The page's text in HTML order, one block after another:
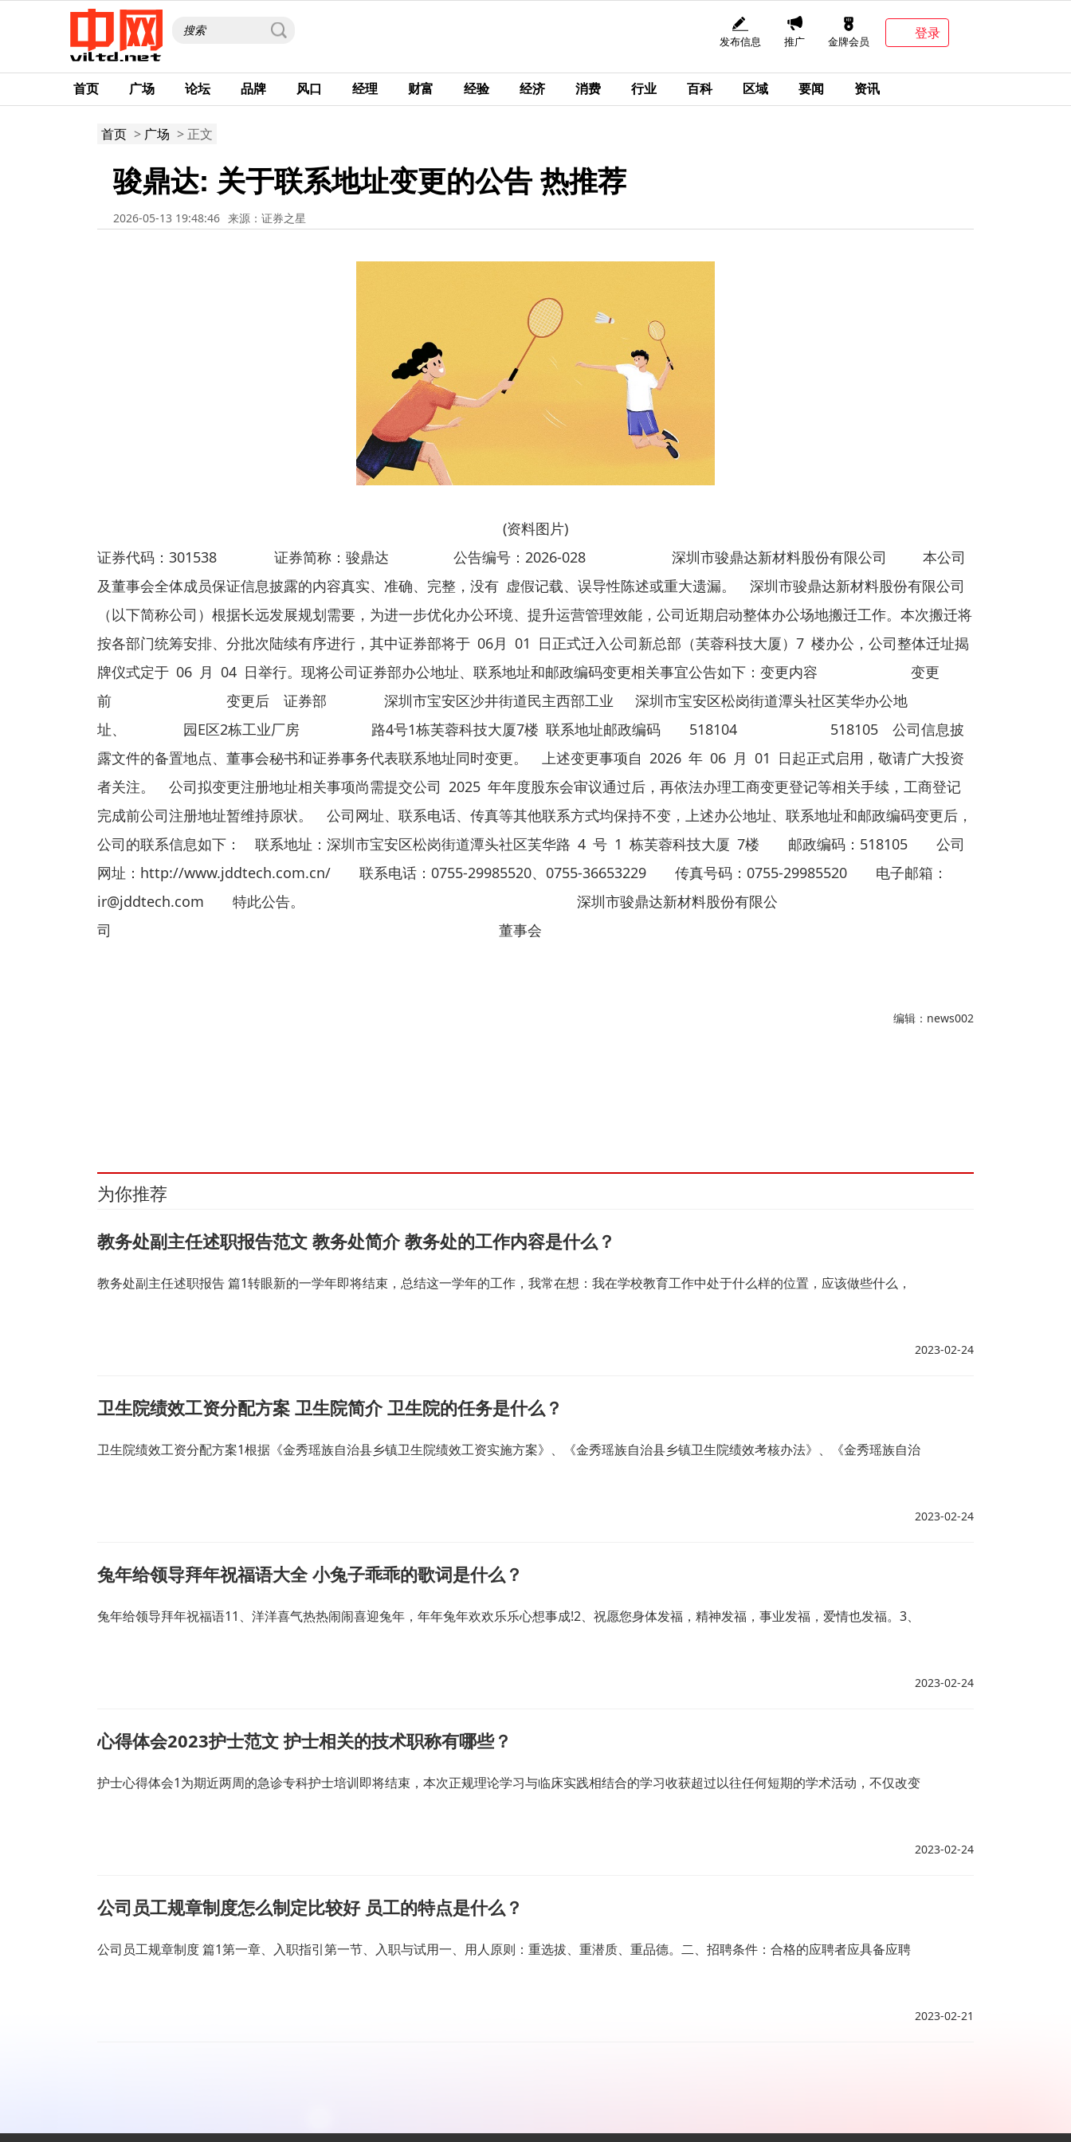
发布信息 推广 金牌会员
登录
首页 广场 论坛 品牌 风口 经理 财富 经验 经济 消费 行业 百科 区域 要闻 资讯
首页 > 广场 > 正文
骏鼎达: 关于联系地址变更的公告 热推荐
2026-05-13 19:48:46 来源：证券之星
(资料图片)
证券代码：301538 证券简称：骏鼎达 公告编号：2026-028 深圳市骏鼎达新材料股份有限公司 本公司
及董事会全体成员保证信息披露的内容真实、准确、完整，没有 虚假记载、误导性陈述或重大遗漏。 深圳市骏鼎达新材料股份有限公司
（以下简称公司）根据长远发展规划需要，为进一步优化办公环境、提升运营管理效能，公司近期启动整体办公场地搬迁工作。本次搬迁将
按各部门统筹安排、分批次陆续有序进行，其中证券部将于 06月 01 日正式迁入公司新总部（芙蓉科技大厦）7 楼办公，公司整体迁址揭
牌仪式定于 06 月 04 日举行。现将公司证券部办公地址、联系地址和邮政编码变更相关事宜公告如下：变更内容 变更
前 变更后 证券部 深圳市宝安区沙井街道民主西部工业 深圳市宝安区松岗街道潭头社区芙华办公地
址、 园E区2栋工业厂房 路4号1栋芙蓉科技大厦7楼 联系地址邮政编码 518104 518105 公司信息披
露文件的备置地点、董事会秘书和证券事务代表联系地址同时变更。 上述变更事项自 2026 年 06 月 01 日起正式启用，敬请广大投资
者关注。 公司拟变更注册地址相关事项尚需提交公司 2025 年年度股东会审议通过后，再依法办理工商变更登记等相关手续，工商登记
完成前公司注册地址暂维持原状。 公司网址、联系电话、传真等其他联系方式均保持不变，上述办公地址、联系地址和邮政编码变更后，
公司的联系信息如下： 联系地址：深圳市宝安区松岗街道潭头社区芙华路 4 号 1 栋芙蓉科技大厦 7楼 邮政编码：518105 公司
网址：http://www.jddtech.com.cn/ 联系电话：0755-29985520、0755-36653229 传真号码：0755-29985520 电子邮箱：
ir@jddtech.com 特此公告。 深圳市骏鼎达新材料股份有限公
司 董事会
编辑：news002
为你推荐
教务处副主任述职报告范文 教务处简介 教务处的工作内容是什么？
教务处副主任述职报告 篇1转眼新的一学年即将结束，总结这一学年的工作，我常在想：我在学校教育工作中处于什么样的位置，应该做些什么，
2023-02-24
卫生院绩效工资分配方案 卫生院简介 卫生院的任务是什么？
卫生院绩效工资分配方案1根据《金秀瑶族自治县乡镇卫生院绩效工资实施方案》、《金秀瑶族自治县乡镇卫生院绩效考核办法》、《金秀瑶族自治
2023-02-24
兔年给领导拜年祝福语大全 小兔子乖乖的歌词是什么？
兔年给领导拜年祝福语11、洋洋喜气热热闹闹喜迎兔年，年年兔年欢欢乐乐心想事成!2、祝愿您身体发福，精神发福，事业发福，爱情也发福。3、
2023-02-24
心得体会2023护士范文 护士相关的技术职称有哪些？
护士心得体会1为期近两周的急诊专科护士培训即将结束，本次正规理论学习与临床实践相结合的学习收获超过以往任何短期的学术活动，不仅改变
2023-02-24
公司员工规章制度怎么制定比较好 员工的特点是什么？
公司员工规章制度 篇1第一章、入职指引第一节、入职与试用一、用人原则：重选拔、重潜质、重品德。二、招聘条件：合格的应聘者应具备应聘
2023-02-21